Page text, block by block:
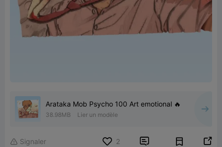
Arataka Mob Psycho 100 Art emotional 🔥
38.98MB Lier un modèle
 Signaler 2  